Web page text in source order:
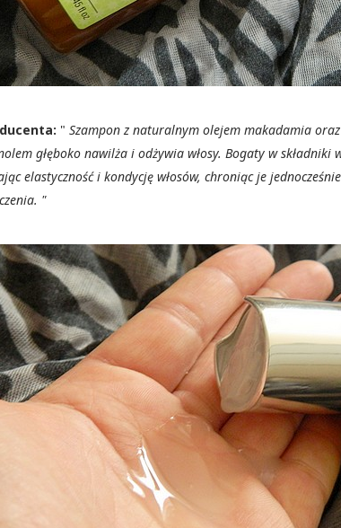
" Szampon z naturalnym olejem makadamia
głęboko nawilża i odżywia włosy. Bogaty w składniki
elastyczność i kondycję włosów, chroniąc je
"